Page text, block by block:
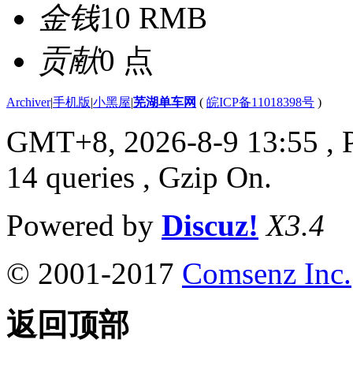
金钱10 RMB
贡献0 点
Archiver|手机版|小黑屋|芜湖单车网 ( 皖ICP备11018398号 )
GMT+8, 2026-8-9 13:55 ,
14 queries , Gzip On.
Powered by Discuz! X3.4
© 2001-2017 Comsenz Inc.
返回顶部